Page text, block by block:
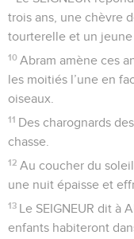
trois ans, une chèvre
tourterelle et un jeune
10 Abram amène ces
les moitiés l’une en
oiseaux.
11 Des charognards
chasse.
12 Au coucher du
une nuit épaisse et
13 Le SEIGNEUR dit à
enfants habiteront